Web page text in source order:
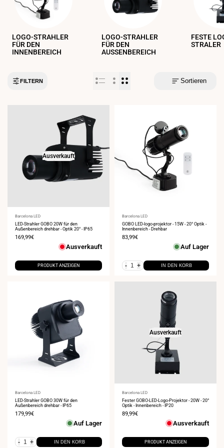
LOGO-STRAHLER
FÜR DEN
INNENBEREICH
LOGO-STRAHLER
FÜR DEN
AUSSENBEREICH
FESTE
STRALER
FILTERN Sortieren
Ausverkauft
Anbieter:
Barcelona LED
LED-Strahler GOBO 20W für den
Außenbereich drehbar - Optik 20° - IP65
Verkaufspreis
169,99€
Ausverkauft
PRODUKT ANZEIGEN
Anbieter:
Barcelona LED
GOBO LED-logo-projektor - 15W - 20° Optik -
Innenbereich - Drehbar
Verkaufspreis
83,99€
Auf Lager
- + IN DEN KORB
Anbieter:
Barcelona LED
LED-Strahler GOBO 30W für den
Außenbereich drehbar - IP65
Verkaufspreis
179,99€
Auf Lager
- + IN DEN KORB
Ausverkauft
Anbieter:
Barcelona LED
Fester GOBO-LED-Logo-Projektor - 20W - 20°
Optik - Innenbereich - IP20
Verkaufspreis
89,99€
Ausverkauft
PRODUKT ANZEIGEN